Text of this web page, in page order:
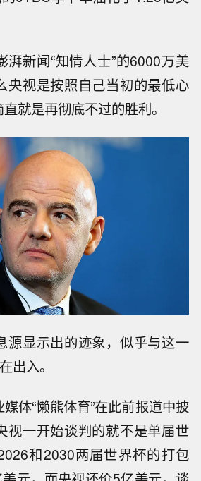
湃新闻“知情人士”的6000万美
央视是按照自己当初的最低心
就是再彻底不过的胜利。
源显示出的迹象，似乎与这一
出入。
体“懒熊体育”在此前报道中披
视一开始谈判的就不是单届世
和2030两届世界杯的打包